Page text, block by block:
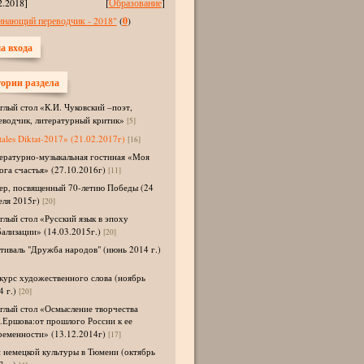
переводчик - 2018" (0)
входа
раздела
стол «К.И. Чуковский –поэт,
литературный критик» [5]
Diktat-2017» (21.02.2017г) [16]
музыкальная гостиная «Моя
счастья» (27.10.2016г) [11]
посвященный 70-летию Победы (24
2015г) [20]
стол «Русский язык в эпоху
(14.03.2015г.) [20]
"Дружба народов" (июнь 2014 г.)
художественного слова (ноябрь
г.) [20]
стол «Осмысление творчества
прошлого России к ее
(13.12.2014г) [17]
культуры в Тюмени (октябрь